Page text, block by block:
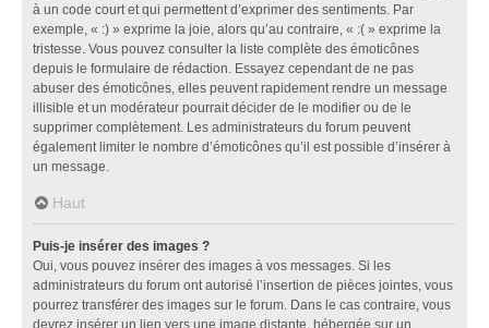
à un code court et qui permettent d’exprimer des sentiments. Par
exemple, « :) » exprime la joie, alors qu’au contraire, « :( » exprime la
tristesse. Vous pouvez consulter la liste complète des émoticônes
depuis le formulaire de rédaction. Essayez cependant de ne pas
abuser des émoticônes, elles peuvent rapidement rendre un message
illisible et un modérateur pourrait décider de le modifier ou de le
supprimer complètement. Les administrateurs du forum peuvent
également limiter le nombre d’émoticônes qu’il est possible d’insérer à
un message.
Haut
Puis-je insérer des images ?
Oui, vous pouvez insérer des images à vos messages. Si les
administrateurs du forum ont autorisé l’insertion de pièces jointes, vous
pourrez transférer des images sur le forum. Dans le cas contraire, vous
devrez insérer un lien vers une image distante, hébergée sur un